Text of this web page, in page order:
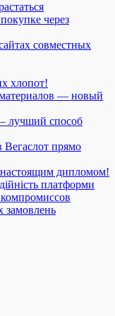
через
совместных
хлопот!
— новый
лучший способ
Вегаслот прямо
дипломом!
платформи
замовлень